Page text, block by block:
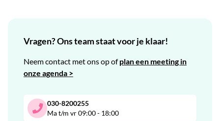
Vragen? Ons team staat voor je klaar!
Neem contact met ons op ofplan een meeting in
onze agenda >
030-8200255
Ma t/m vr 09:00 - 18:00